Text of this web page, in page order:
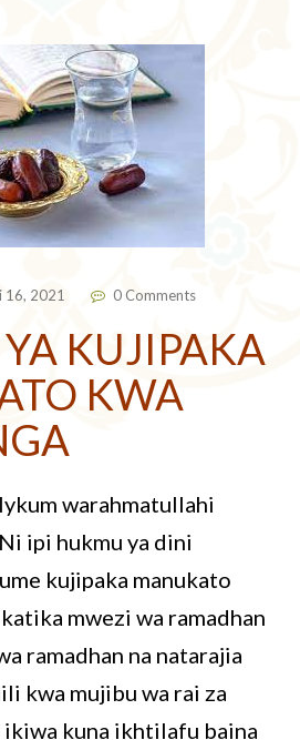
16, 2021 0 Comments
KUJIPAKA
KWA
warahmatullahi
ipi hukmu ya dini
kujipaka manukato
mwezi wa ramadhan
ramadhan na natarajia
kwa mujibu wa rai za
ikiwa kuna ikhtilafu baina